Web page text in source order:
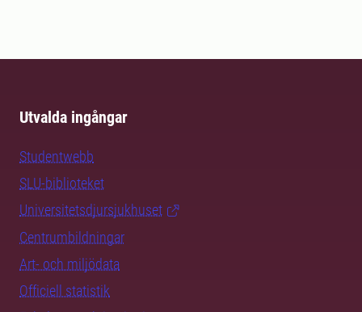
Utvalda ingångar
Studentwebb
SLU-biblioteket
Universitetsdjursjukhuset
Centrumbildningar
Art- och miljödata
Officiell statistik